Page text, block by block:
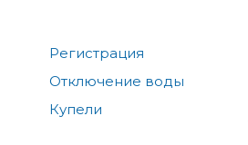
Регистрация
Отключение воды
Купели